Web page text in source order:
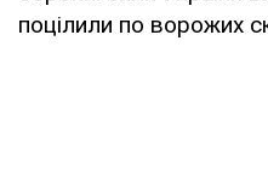
поцілили по ворожих